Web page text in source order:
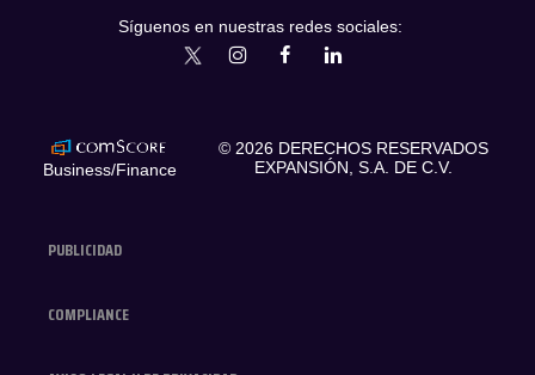
PUBLICIDAD
COMPLIANCE
Síguenos en nuestras redes sociales:
expansionmxExpansionMex
Business/Finance
© 2026 DERECHOS RESERVADOS
EXPANSIÓN, S.A. DE C.V.